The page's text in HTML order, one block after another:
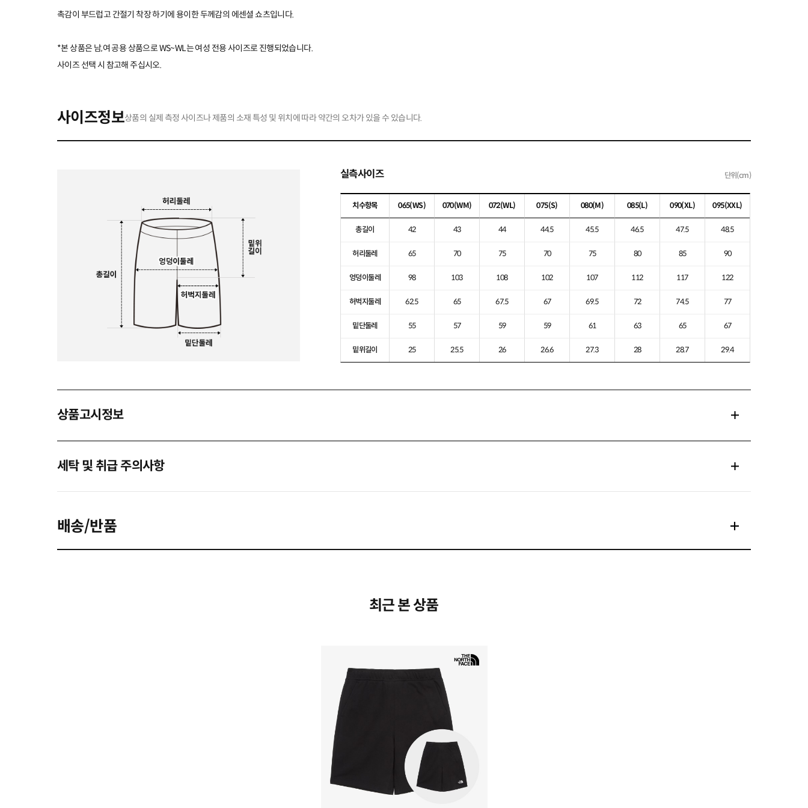
촉감이 부드럽고 간절기 착장 하기에 용이한 두께감의 에센셜 쇼츠입니다.
*본 상품은 남,여 공용 상품으로 WS~WL는 여성 전용 사이즈로 진행되었습니다.
사이즈 선택 시 참고해 주십시오.
사이즈정보상품의 실제 측정 사이즈나 제품의 소재 특성 및 위치에 따라 약간의 오차가 있을 수 있습니다.
실측사이즈 단위(cm)
치수항목 065(WS) 070(WM) 072(WL) 075(S) 080(M) 085(L) 090(XL) 095(XXL)
총길이 42 43 44 44.5 45.5 46.5 47.5 48.5
허리둘레 65 70 75 70 75 80 85 90
엉덩이둘레 98 103 108 102 107 112 117 122
허벅지둘레 62.5 65 67.5 67 69.5 72 74.5 77
밑단둘레 55 57 59 59 61 63 65 67
밑위길이 25 25.5 26 26.6 27.3 28 28.7 29.4
상품고시정보
세탁 및 취급 주의사항
배송/반품
최근 본 상품